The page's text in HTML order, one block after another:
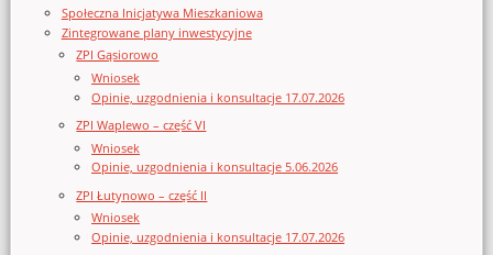
Społeczna Inicjatywa Mieszkaniowa
Zintegrowane plany inwestycyjne
ZPI Gąsiorowo
Wniosek
Opinie, uzgodnienia i konsultacje 17.07.2026
ZPI Waplewo – część VI
Wniosek
Opinie, uzgodnienia i konsultacje 5.06.2026
ZPI Łutynowo – część II
Wniosek
Opinie, uzgodnienia i konsultacje 17.07.2026